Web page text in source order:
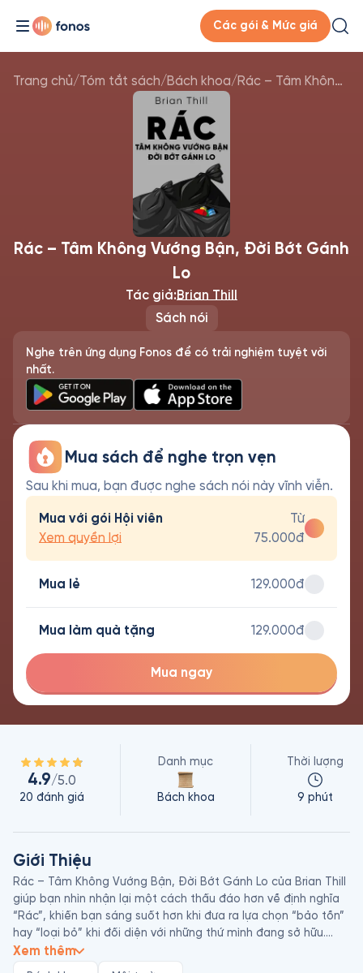
Các gói & Mức giá
Trang chủ/Tóm tắt sách/Bách khoa/ Rác – Tâm Không Vướng Bận, Đời Bớt Gánh Lo
Sách nói
Rác – Tâm Không Vướng Bận, Đời Bớt Gánh
Lo
Tác giả:Brian Thill
Nghe trên ứng dụng Fonos để có trải nghiệm tuyệt vời
nhất.
Mua sách để nghe trọn vẹn
Sau khi mua, bạn được nghe sách nói này vĩnh viễn.
Mua với gói Hội viên
Xem quyền lợi
Từ
75.000đ
Mua lẻ 129.000đ
Mua làm quà tặng 129.000đ
Mua ngay
4.9/5.0
20 đánh giá
Danh mục
Bách khoa
Thời lượng
9 phút
Giới Thiệu
Rác – Tâm Không Vướng Bận, Đời Bớt Gánh Lo của Brian Thill
giúp bạn nhìn nhận lại một cách thấu đáo hơn về định nghĩa
“Rác”, khiến bạn sáng suốt hơn khi đưa ra lựa chọn “bảo tồn”
hay “loại bỏ” khi đối diện với những thứ mình đang sở hữu.
Xem thêm